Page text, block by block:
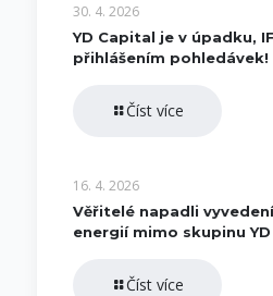
30. 4. 2026
YD Capital je v úpadku,
přihlášením pohledávek!
Číst více
16. 4. 2026
Věřitelé napadli
energií mimo skupinu
Číst více